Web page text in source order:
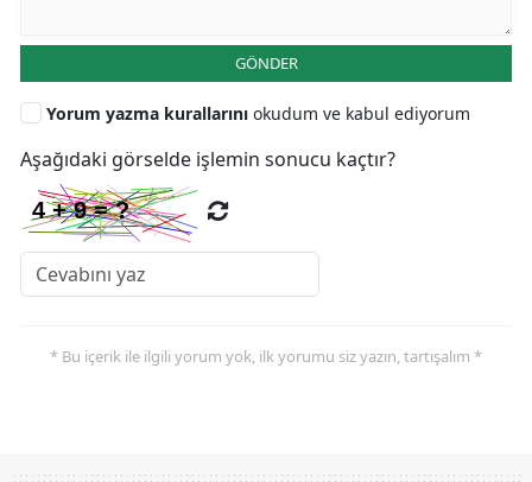
GÖNDER
Yorum yazma kurallarını okudum ve kabul ediyorum
Aşağıdaki görselde işlemin sonucu kaçtır?
* Bu içerik ile ilgili yorum yok, ilk yorumu siz yazın, tartışalım *